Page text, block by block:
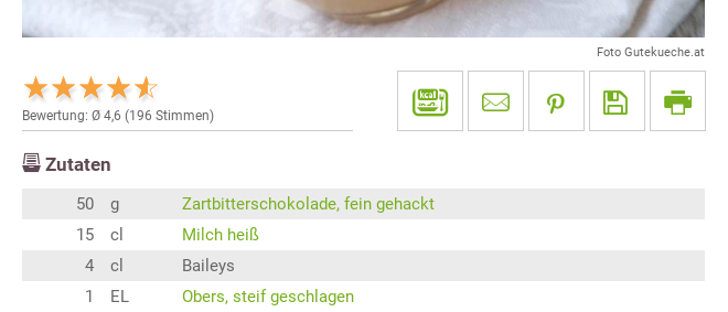
Foto Gutekueche.at
Bewertung: Ø 4,6 (196 Stimmen)
Zutaten
50 g
Zartbitterschokolade, fein gehackt
15
cl
Milch heiß
4
cl
Baileys
1
EL Obers, steif geschlagen